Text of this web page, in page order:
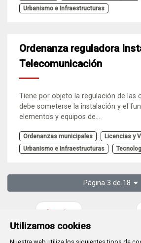
Utilizamos cookies
Urbanismo e Infraestructuras
Ordenanza reguladora
Telecomunicación
Tiene por objeto la regulación de las
debe someterse la instalación y el
elementos y equipos de...
Ordenanzas municipales
Licencias y
Urbanismo e Infraestructuras
Página 3 de 18
Anterior